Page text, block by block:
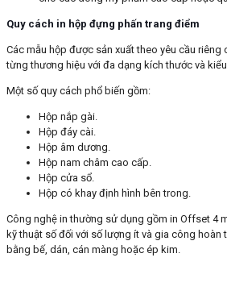
Quy cách in hộp đựng phấn trang điểm
Các mẫu hộp được sản xuất theo yêu cầu riêng
từng thương hiệu với đa dạng kích thước và
Một số quy cách phổ biến gồm:
Hộp nắp gài.
Hộp đáy cài.
Hộp âm dương.
Hộp nam châm cao cấp.
Hộp cửa sổ.
Hộp có khay định hình bên trong.
Công nghệ in thường sử dụng gồm in Offset 4
kỹ thuật số đối với số lượng ít và gia công hoàn
bằng bế, dán, cán màng hoặc ép kim.